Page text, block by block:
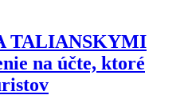
TALIANSKYMI
na účte, ktoré